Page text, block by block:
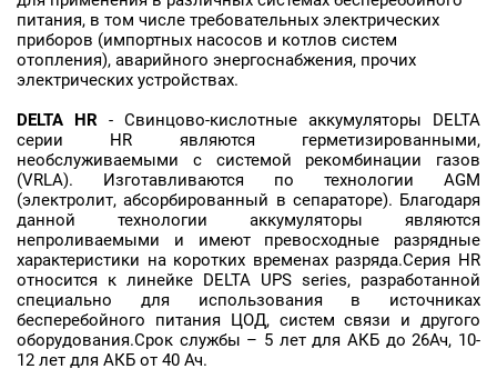
питания, в том числе требовательных электрических
приборов (импортных насосов и котлов систем
отопления), аварийного энергоснабжения, прочих
электрических устройствах.
DELTA HR - Свинцово-кислотные аккумуляторы DELTA
серии HR являются герметизированными,
необслуживаемыми с системой рекомбинации газов
(VRLA). Изготавливаются по технологии AGM
(электролит, абсорбированный в сепараторе). Благодаря
данной технологии аккумуляторы являются
непроливаемыми и имеют превосходные разрядные
характеристики на коротких временах разряда.Серия HR
относится к линейке DELTA UPS series, разработанной
специально для использования в источниках
бесперебойного питания ЦОД, систем связи и другого
оборудования.Срок службы – 5 лет для АКБ до 26Ач, 10-
12 лет для АКБ от 40 Ач.